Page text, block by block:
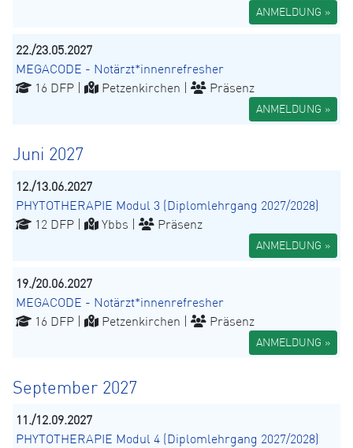
ANMELDUNG »
22./23.05.2027
MEGACODE - Notärzt*innenrefresher
16 DFP |
Petzenkirchen | Präsenz
ANMELDUNG »
Juni 2027
12./13.06.2027
PHYTOTHERAPIE Modul 3 (Diplomlehrgang 2027/2028)
12 DFP |
Ybbs | Präsenz
ANMELDUNG »
19./20.06.2027
MEGACODE - Notärzt*innenrefresher
16 DFP |
Petzenkirchen | Präsenz
ANMELDUNG »
September 2027
11./12.09.2027
PHYTOTHERAPIE Modul 4 (Diplomlehrgang 2027/2028)